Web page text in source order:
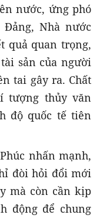
nước, ứng phó
Nhà nước
quả quan trọng,
sản của người
tai gây ra. Chất
tượng thủy văn
độ quốc tế tiên
nhấn mạnh,
đòi hỏi đổi mới
mà còn cần kịp
động để chung